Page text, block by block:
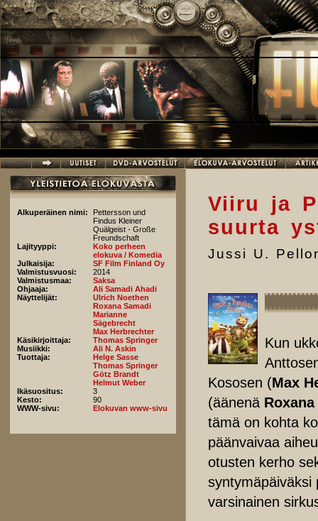
Hyppää pääsisältöön
Alkuperäinen nimi:
Pettersson und
Findus Kleiner
Quälgeist - Große
Freundschaft
Lajityyppi:
Koko perheen
elokuva / Komedia
Julkaisija:
SF Film Finland Oy
Valmistusvuosi:
2014
Valmistusmaa:
Saksa
Ohjaaja:
Ali Samadi Ahadi
Näyttelijät:
Ulrich Noethen
Roxana Samadi
Marianne
Sägebrecht
Max Herbrechter
Käsikirjoittaja:
Thomas Springer
Musiikki:
Ali N. Askin
Tuottaja:
Helge Sasse
Thomas Springer
Götz Brandt
Helmut Weber
Ikäsuositus:
3
Kesto:
90
WWW-sivu:
Elokuvan www-sivu
Viiru ja
suurta
Jussi U.
Kun
Kososen (Max
(äänenä
tämä on kohta
päänvaivaa
otusten kerho
syntymäpäiväksi
varsinainen